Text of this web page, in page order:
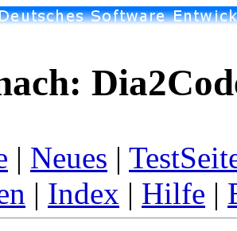
| Neues |
| Index | Hilfe |